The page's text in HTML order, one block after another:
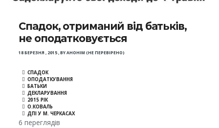
Спадок, отриманий від батьків,
не оподатковується
18 БЕРЕЗНЯ , 2015,BYАНОНІМ (НЕ ПЕРЕВІРЕНО)
СПАДОК
ОПОДАТКУВАННЯ
БАТЬКИ
ДЕКЛАРУВАННЯ
2015 РІК
О.КОВАЛЬ
ДПІ У М. ЧЕРКАСАХ
6 переглядів